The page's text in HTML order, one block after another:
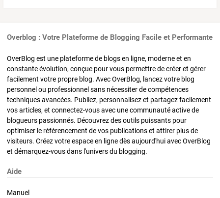
Overblog : Votre Plateforme de Blogging Facile et Performante
OverBlog est une plateforme de blogs en ligne, moderne et en
constante évolution, conçue pour vous permettre de créer et gérer
facilement votre propre blog. Avec OverBlog, lancez votre blog
personnel ou professionnel sans nécessiter de compétences
techniques avancées. Publiez, personnalisez et partagez facilement
vos articles, et connectez-vous avec une communauté active de
blogueurs passionnés. Découvrez des outils puissants pour
optimiser le référencement de vos publications et attirer plus de
visiteurs. Créez votre espace en ligne dès aujourd'hui avec OverBlog
et démarquez-vous dans l'univers du blogging.
Aide
Manuel